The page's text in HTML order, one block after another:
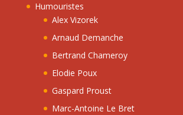
Humouristes
Alex Vizorek
Arnaud Demanche
Bertrand Chameroy
Elodie Poux
Gaspard Proust
Marc-Antoine Le Bret